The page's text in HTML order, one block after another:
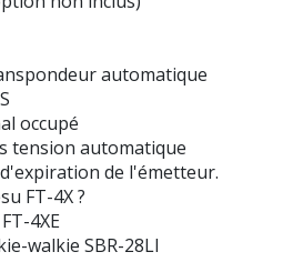
automatique
occupé
tension automatique
de l'émetteur.
FT-4X ?
4XE
walkie SBR-28LI